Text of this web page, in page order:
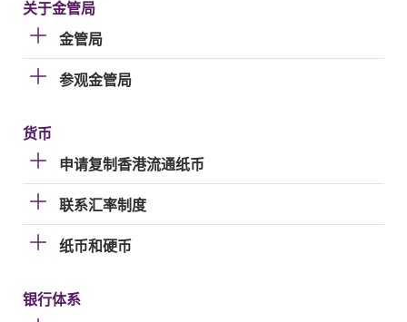
关于金管局
金管局
参观金管局
货币
申请复制香港流通纸币
联系汇率制度
纸币和硬币
银行体系